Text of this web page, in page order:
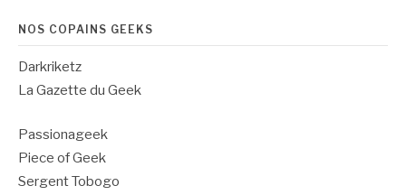
NOS COPAINS GEEKS
Darkriketz
La Gazette du Geek
Passionageek
Piece of Geek
Sergent Tobogo